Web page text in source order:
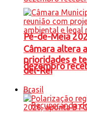
Pé-de-Meia
dezembro
Câmara altera
prioridades e
del-Rei
Brasil